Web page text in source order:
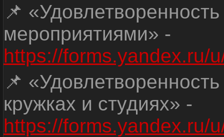
📌
мероприятиями» -
https://forms.yandex.ru/
📌
кружках и студиях» -
https://forms.yandex.ru/